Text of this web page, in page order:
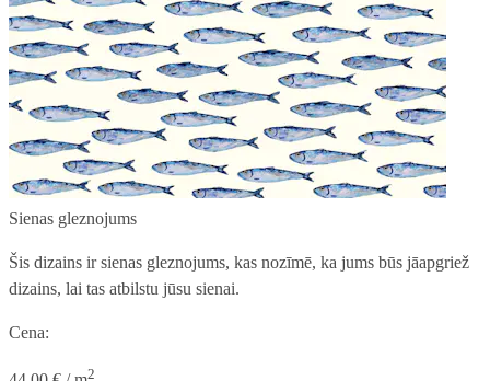
Sienas gleznojums
Šis dizains ir sienas gleznojums, kas nozīmē, ka jums būs jāapgriež
dizains, lai tas atbilstu jūsu sienai.
Cena:
2